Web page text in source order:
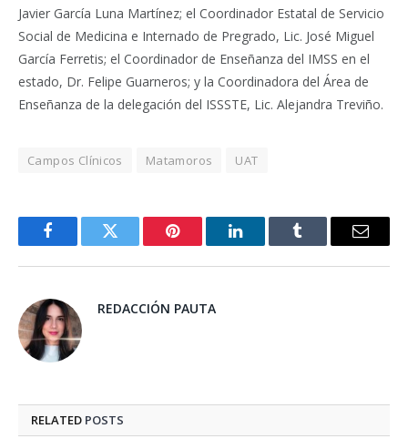
Javier García Luna Martínez; el Coordinador Estatal de Servicio
Social de Medicina e Internado de Pregrado, Lic. José Miguel
García Ferretis; el Coordinador de Enseñanza del IMSS en el
estado, Dr. Felipe Guarneros; y la Coordinadora del Área de
Enseñanza de la delegación del ISSSTE, Lic. Alejandra Treviño.
Campos Clínicos Matamoros UAT
FacebookTwitter Pinterest LinkedInTumblr Email
REDACCIÓN PAUTA
RELATED POSTS